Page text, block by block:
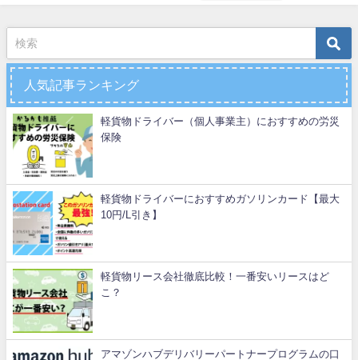
人気記事ランキング
軽貨物ドライバー（個人事業主）におすすめの労災
保険
軽貨物ドライバーにおすすめガソリンカード【最大
10円/L引き】
軽貨物リース会社徹底比較！一番安いリースはど
こ？
アマゾンハブデリバリーパートナープログラムの口